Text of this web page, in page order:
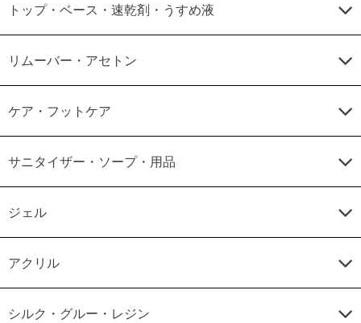
トップ・ベース・速乾剤・うすめ液
リムーバー・アセトン
ケア・フットケア
サニタイザー・ソープ・用品
ジェル
アクリル
シルク・グルー・レジン